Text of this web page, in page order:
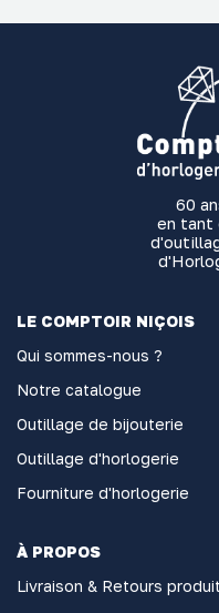
60
en tant
LE COMPTOIR NIÇOIS
Qui sommes-nous ?
Notre catalogue
Outillage de bijouterie
Outillage d'horlogerie
Fourniture d'horlogerie
À PROPOS
Livraison & Retours